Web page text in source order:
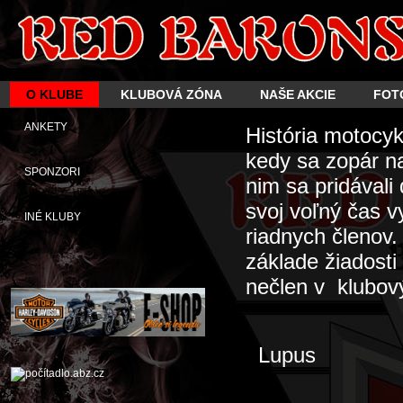
O KLUBE KLUBOVÁ ZÓNA NAŠE AKCIE
História
kedy sa zopár
nim sa
svoj voľný čas
riadnych
základe
nečlen v
Lupus
ANKETY
SPONZORI
INÉ KLUBY